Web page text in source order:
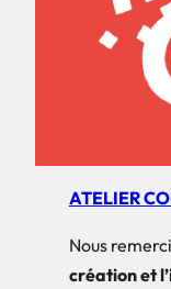
ATELIER
Nous
création et